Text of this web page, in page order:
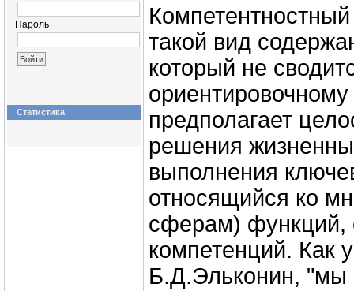
Пароль
Статистика
такой вид
который не
предполагает
решения
выполнения
относящийся ко
сферам) функций,
компетенций. Как
Б.Д.Эльконин, "мы